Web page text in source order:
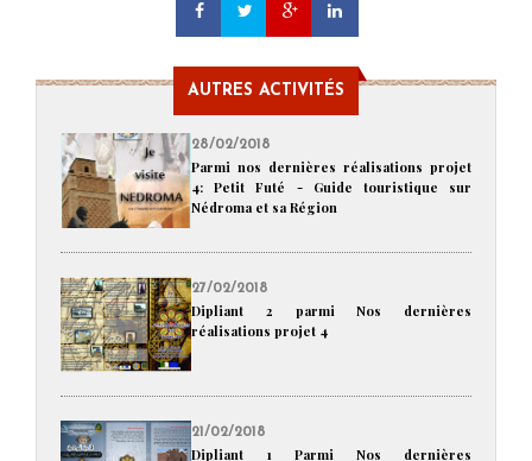
AUTRES ACTIVITÉS
28/02/2018
Parmi nos dernières réalisations projet
4: Petit Futé - Guide touristique sur
Nédroma et sa Région
27/02/2018
Dipliant 2 parmi Nos dernières
réalisations projet 4
21/02/2018
Dipliant 1 Parmi Nos dernières